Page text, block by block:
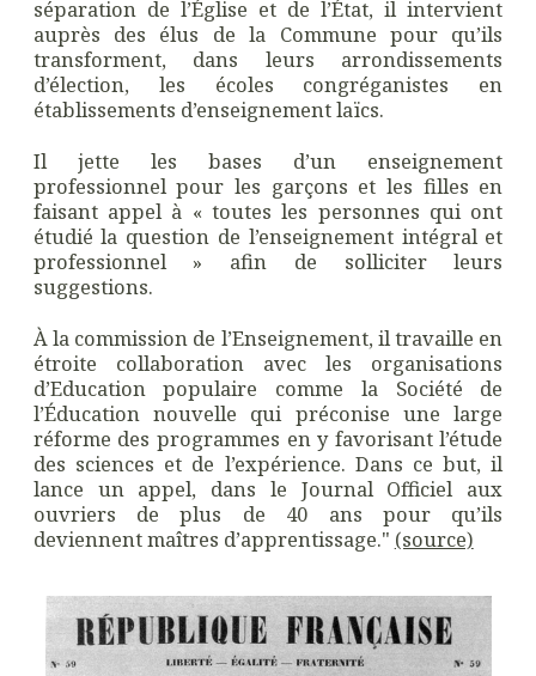
séparation de l’Église et de l’État, il intervient
auprès des élus de la Commune pour qu’ils
transforment, dans leurs arrondissements
d’élection, les écoles congréganistes en
établissements d’enseignement laïcs.
Il jette les bases d’un enseignement
professionnel pour les garçons et les filles en
faisant appel à « toutes les personnes qui ont
étudié la question de l’enseignement intégral et
professionnel » afin de solliciter leurs
suggestions.
À la commission de l’Enseignement, il travaille en
étroite collaboration avec les organisations
d’Education populaire comme la Société de
l’Éducation nouvelle qui préconise une large
réforme des programmes en y favorisant l’étude
des sciences et de l’expérience. Dans ce but, il
lance un appel, dans le Journal Officiel aux
ouvriers de plus de 40 ans pour qu’ils
deviennent maîtres d’apprentissage." (source)